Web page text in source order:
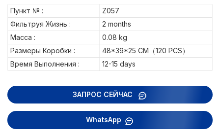
Пункт № :
Z057
Фильтруя Жизнь :
2 months
Масса :
0.08 kg
Размеры Коробки :
48*39*25 CM（120 PCS）
Время Выполнения :
12-15 days
ЗАПРОС СЕЙЧАС
WhatsApp